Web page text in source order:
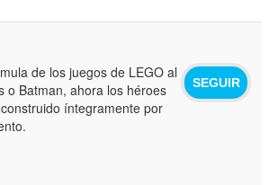
SEGUIR
de los juegos de LEGO al
o Batman, ahora los héroes
íntegramente por